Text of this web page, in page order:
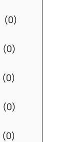
(0)
(0)
(0)
(0)
(0)